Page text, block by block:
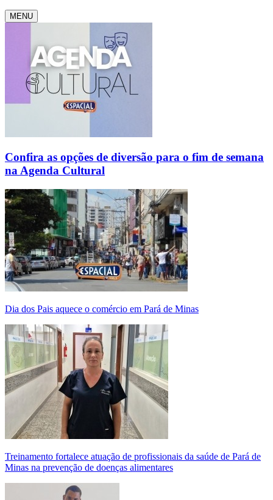
MENU
Confira as opções de diversão para o fim de semana
na Agenda Cultural
Dia dos Pais aquece o comércio em Pará de Minas
Treinamento fortalece atuação de profissionais da saúde de Pará de
Minas na prevenção de doenças alimentares